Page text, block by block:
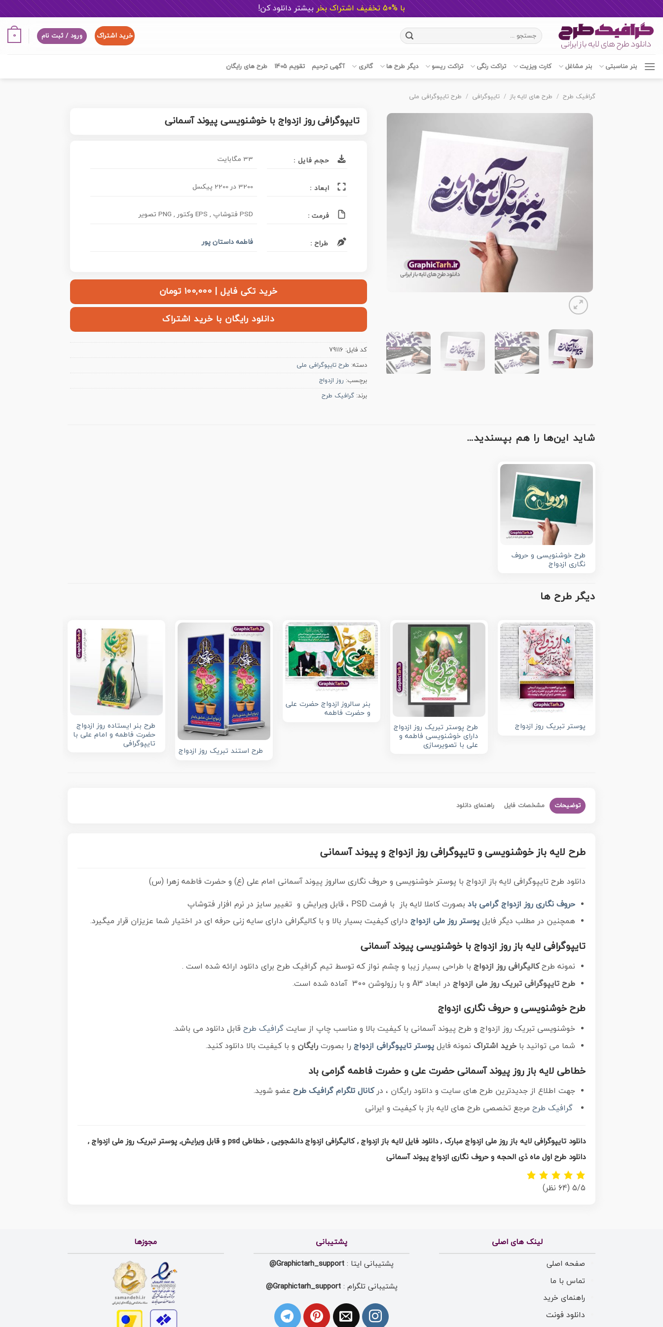
با %50 تخفیف اشتراک بخر بیشتر دانلود کن!
content
جستجو
برای:
خرید اشتراک ورود / ثبت نام 0
بنر مناسبتی بنر مشاغل کارت ویزیت تراکت رنگی تراکت ریسو دیگر طرح ها گالری آگهی ترحیم تقویم 1405 طرح های رایگان
گرافیک طرح / طرح های لایه باز / تایپوگرافی / طرح تایپوگرافی ملی
تایپوگرافی روز ازدواج با خوشنویسی پیوند آسمانی
حجم فایل : 33 مگابایت
ابعاد : 3200 در 2200 پیکسل
فرمت : PSD فتوشاپ , EPS وکتور , PNG تصویر
طراح : فاطمه داستان پور
خرید تکی فایل | ۱۰۰,۰۰۰ تومان
دانلود رایگان با خرید اشتراک
کد فایل: 79116
دسته: طرح تایپوگرافی ملی
برچسب: روز ازدواج
برند:گرافیک طرح
شاید این‌ها را هم بپسندید…
طرح خوشنویسی و حروف
نگاری ازدواج
دیگر طرح ها
پوستر تبریک روز ازدواج
طرح پوستر تبریک روز ازدواج
دارای خوشنویسی فاطمه و
علی با تصویرسازی
بنر سالروز ازدواج حضرت علی
و حضرت فاطمه
طرح استند تبریک روز ازدواج
طرح بنر ایستاده روز ازدواج
حضرت فاطمه و امام علی با
تایپوگرافی
توضیحات مشخصات فایل راهنمای دانلود
طرح لایه باز خوشنویسی و تایپوگرافی روز ازدواج و پیوند آسمانی
دانلود طرح تایپوگرافی لایه باز ازدواج با پوستر خوشنویسی و حروف نگاری سالروز پیوند آسمانی امام علی (ع) و حضرت فاطمه زهرا (س)
حروف نگاری روز ازدواج گرامی بادبصورت کاملا لایه باز با فرمت PSD ، قابل ویرایش و تغییر سایز در نرم افزار فتوشاپ
همچنین در مطلب دیگر فایل پوستر روز ملی ازدواج دارای کیفیت بسیار بالا و با کالیگرافی دارای سایه زنی حرفه ای در اختیار شما عزیزان قرار میگیرد.
تایپوگرافی لایه باز روز ازدواج با خوشنویسی پیوند آسمانی
نمونه طرحکالیگرافی روز ازدواجبا طراحی بسیار زیبا و چشم نواز که توسط تیم گرافیک طرح برای دانلود ارائه شده است .
طرح تایپوگرافی تبریک روز ملی ازدواج در ابعاد A3 و با رزولوشن 300 آماده شده است.
طرح خوشنویسی و حروف نگاری ازدواج
خوشنویسی تبریک روز ازدواج و طرح پیوند آسمانی با کیفیت بالا و مناسب چاپ از سایت گرافیک طرحقابل دانلود می باشد.
شما می توانید با خرید اشتراکنمونه فایل پوستر تایپوگرافی ازدواجرا بصورت رایگان و با کیفیت بالا دانلود کنید.
خطاطی لایه باز روز پیوند آسمانی حضرت علی و حضرت فاطمه گرامی باد
جهت اطلاع از جدیدترین طرح های سایت و دانلود رایگان ، درکانال تلگرام گرافیک طرحعضو شوید.
گرافیک طرحمرجع تخصصی طرح های لایه باز با کیفیت و ایرانی
دانلود تایپوگرافی لایه باز روز ملی ازدواج مبارک , دانلود فایل لایه باز ازدواج , کالیگرافی ازدواج دانشجویی , خطاطی psd و قابل ویرایش, پوستر تبریک روز ملی ازدواج ,
دانلود طرح اول ماه ذی الحجه و حروف نگاری ازدواج پیوند آسمانی
5/5 (64 نظر)
لینک های اصلی
صفحه اصلی
تماس با ما
راهنمای خرید
دانلود فونت
پشتیبانی
پشتیبانی ایتا : Graphictarh_support@
پشتیبانی تلگرام :Graphictarh_support@
مجوزها